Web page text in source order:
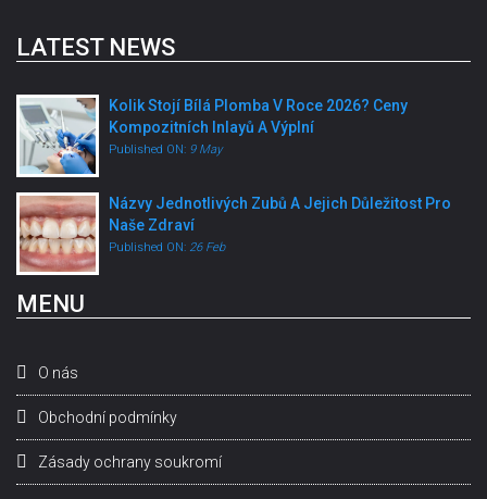
LATEST NEWS
Kolik Stojí Bílá Plomba V Roce 2026? Ceny
Kompozitních Inlayů A Výplní
Published ON: 9 May
Názvy Jednotlivých Zubů A Jejich Důležitost Pro
Naše Zdraví
Published ON: 26 Feb
MENU
O nás
Obchodní podmínky
Zásady ochrany soukromí